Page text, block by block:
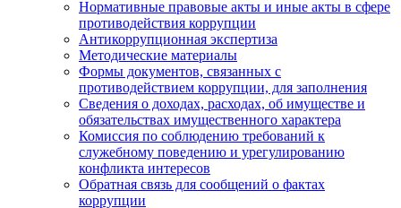
Нормативные правовые акты и иные акты в сфере
противодействия коррупции
Антикоррупционная экспертиза
Методические материалы
Формы документов, связанных с
противодействием коррупции, для заполнения
Сведения о доходах, расходах, об имуществе и
обязательствах имущественного характера
Комиссия по соблюдению требований к
служебному поведению и урегулированию
конфликта интересов
Обратная связь для сообщений о фактах
коррупции